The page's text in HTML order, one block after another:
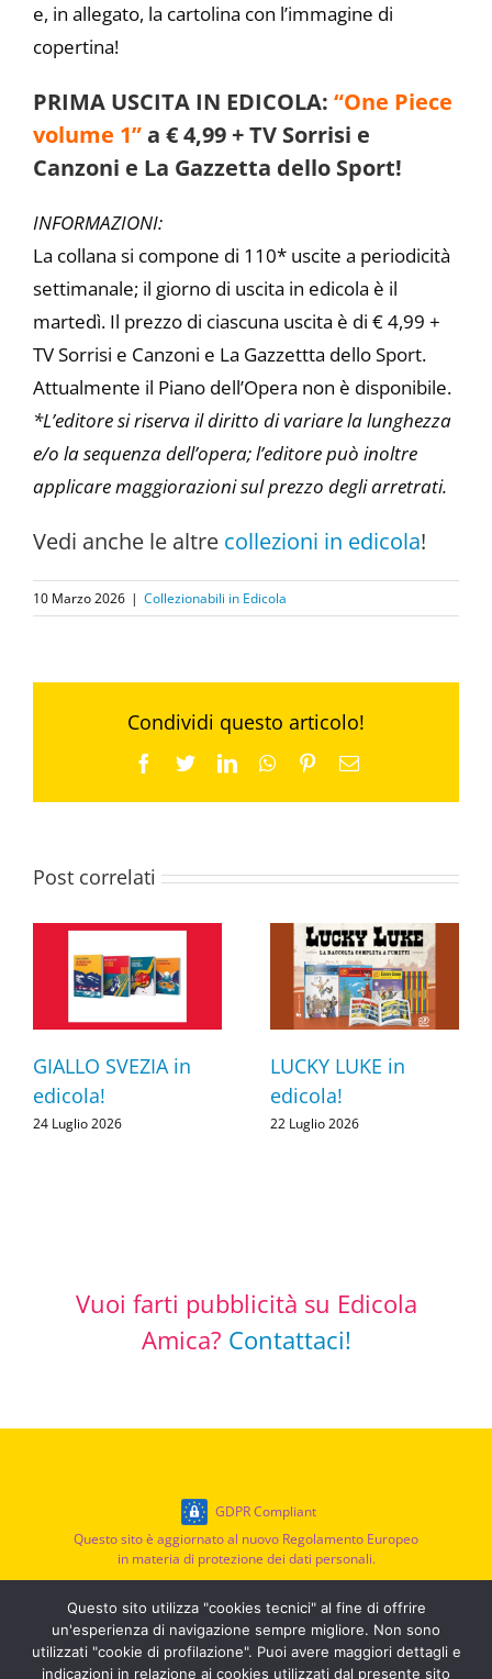
e, in allegato, la cartolina con l’immagine di
copertina!
PRIMA USCITA IN EDICOLA: “One Piece
volume 1”a € 4,99 + TV Sorrisi e
Canzoni e La Gazzetta dello Sport!
INFORMAZIONI:
La collana si compone di 110* uscite a periodicità
settimanale; il giorno di uscita in edicola è il
martedì. Il prezzo di ciascuna uscita è di € 4,99 +
TV Sorrisi e Canzoni e La Gazzettta dello Sport.
Attualmente il Piano dell’Opera non è disponibile.
*L’editore si riserva il diritto di variare la lunghezza
e/o la sequenza dell’opera; l’editore può inoltre
applicare maggiorazioni sul prezzo degli arretrati.
Vedi anche le altre collezioni in edicola!
10 Marzo 2026 | Collezionabili in Edicola
Condividi questo articolo!
Facebook
TwitterLinkedInWhatsApp
PinterestEmail
Post correlati
GIALLO SVEZIA in
edicola!
24 Luglio 2026
LUCKY LUKE in
edicola!
22 Luglio 2026
Vuoi farti pubblicità su Edicola
Amica? Contattaci!
GDPR Compliant
Questo sito è aggiornato al nuovo Regolamento Europeo
in materia di protezione dei dati personali.
© EDICOLA AMICA
Questo sito utilizza "cookies tecnici" al fine di offrire
un'esperienza di navigazione sempre migliore. Non sono
utilizzati "cookie di profilazione". Puoi avere maggiori dettagli e
indicazioni in relazione ai cookies utilizzati dal presente sito